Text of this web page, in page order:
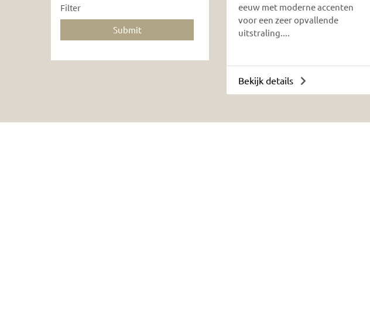
Filter
eeuw met moderne accenten
voor een zeer opvallende
uitstraling....
Bekijk details